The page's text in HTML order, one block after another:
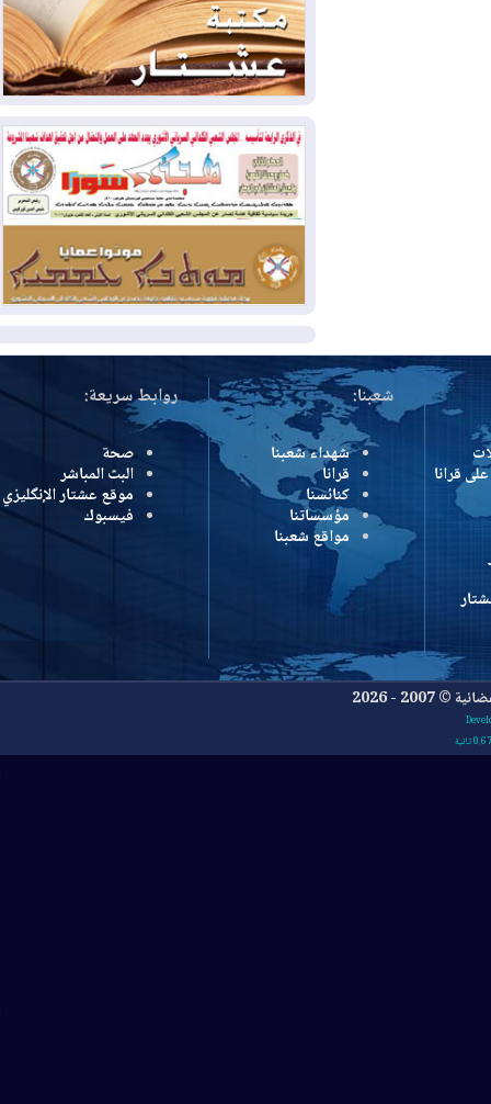
2026-08-03كوبا تغرق في الظلام مجددا
وانهيار الشبكة الكهربائية
2026-08-03
أوامر بإجلاء 60 ألف شخص
بسبب الحرائق في ولاية واشنطن
2026-08-02
مشروع "حسابي" يُمهل
الموظفين حتى نهاية أغسطس لاستلام
بطاقاتهم المصرفية
2026-08-02دمشق وعمّان تحذران بغداد:
أي هجوم من أراضي العراق سيواجه برد
المزيد
شعبنا:
شهداء شعبنا
قرانا
كنائسنا
مؤسساتنا
مواقع شعبنا
روابط سريعة:
صحة
البث المباشر
موقع عشتار الإنگليزي
فيسبوك
2026